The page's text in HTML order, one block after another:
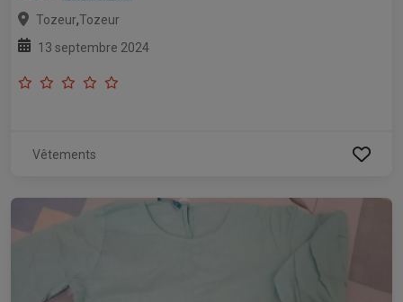
Tozeur,Tozeur
13 septembre 2024
Vêtements